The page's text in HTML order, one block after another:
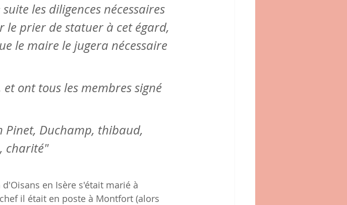
les diligences nécessaires
le prier de statuer à cet égard,
le maire le jugera nécessaire
ont tous les membres signé
Pinet, Duchamp, thibaud,
charité"
en Isère s'était marié à
il était en poste à Montfort (alors